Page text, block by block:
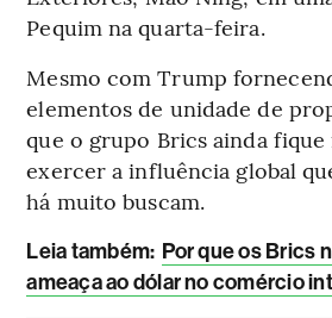
Pequim na quarta-feira.
Mesmo com Trump
elementos de unidade de
que o grupo Brics ainda
exercer a influência global
há muito buscam.
Leia também: Por que os Brics
ameaça ao dólar no comércio